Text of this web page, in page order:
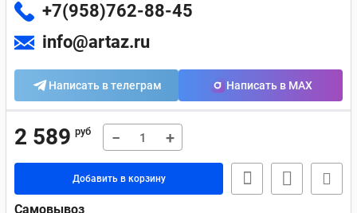
+7(958)762-88-45
info@artaz.ru
Написать в телеграм Написать в MAX
2 589 руб − +
Добавить в корзину
Самовывоз